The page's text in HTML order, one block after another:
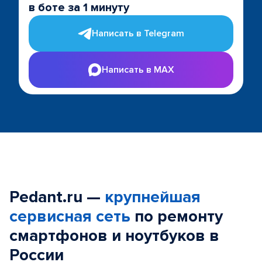
в боте за 1 минуту
Написать в Telegram
Написать в MAX
Pedant.ru — крупнейшая
сервисная сеть по ремонту
смартфонов и ноутбуков в
России